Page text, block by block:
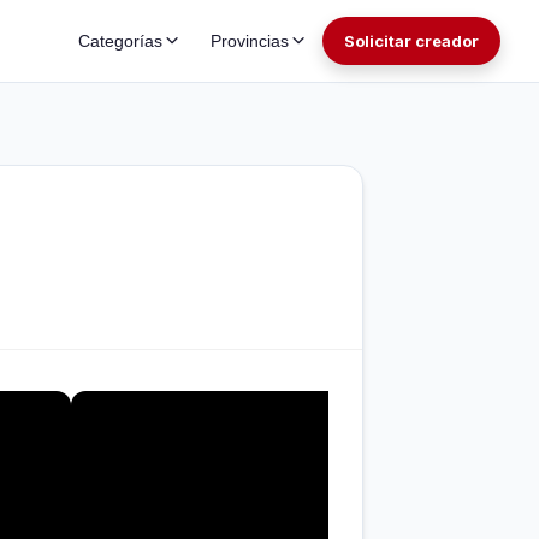
Categorías Provincias Solicitar creador